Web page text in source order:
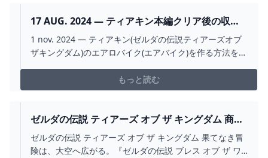
があれば...
17 AUG. 2024 — ティアキン本編クリア後の収集
要素にも最適！あのエアロバイクより速くて使い
やすい乗り物を紹介！ 2024
1 nov. 2024 — ティアキン(ゼルダの伝説ティアーズオブ
ザキングダム)のエアロバイク(エアバイク)を作る方法を解
もっと読む
ゼルダの伝説 ティアーズ オブ ザ キングダム 商品
詳細 高島屋オンラインストア
ゼルダの伝説 ティアーズ オブ ザ キングダム 果てなき冒
険は、大空へ広がる。『ゼルダの伝説 ブレス オブ ザ ワ